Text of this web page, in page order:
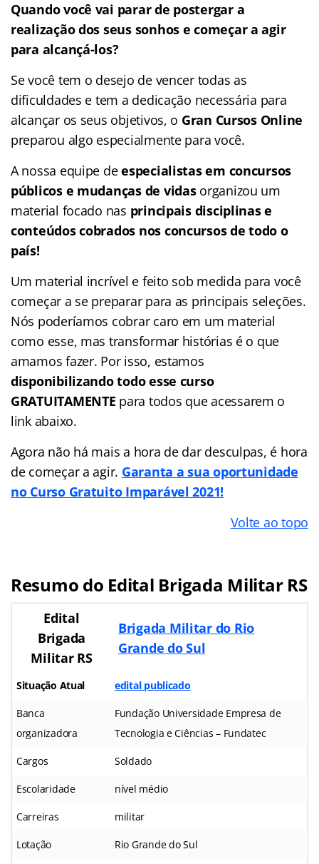
Quando você vai parar de postergar a
realização dos seus sonhos e começar a agir
para alcançá-los?
Se você tem o desejo de vencer todas as
dificuldades e tem a dedicação necessária para
alcançar os seus objetivos, o Gran Cursos Online
preparou algo especialmente para você.
A nossa equipe deespecialistas em concursos
públicos e mudanças de vidasorganizou um
material focado nas principais disciplinas e
conteúdos cobrados nos concursos de todo o
país!
Um material incrível e feito sob medida para você
começar a se preparar para as principais seleções.
Nós poderíamos cobrar caro em um material
como esse, mas transformar histórias é o que
amamos fazer. Por isso, estamos
disponibilizando todo esse curso
GRATUITAMENTE para todos que acessarem o
link abaixo.
Agora não há mais a hora de dar desculpas, é hora
de começar a agir. Garanta a sua oportunidade
no Curso Gratuito Imparável 2021!
Volte ao topo
Resumo do Edital Brigada Militar RS
Edital
Brigada
Militar RS
Brigada Militar do Rio
Grande do Sul
Situação Atual edital publicado
Banca
organizadora
Fundação Universidade Empresa de
Tecnologia e Ciências – Fundatec
Cargos Soldado
Escolaridade nível médio
Carreiras militar
Lotação Rio Grande do Sul